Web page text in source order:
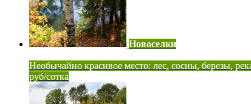
Новоселки
Необычайно красивое место: лес, сосны, березы,
руб/сотка